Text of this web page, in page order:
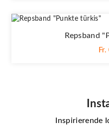
Repsband
Inspirierende